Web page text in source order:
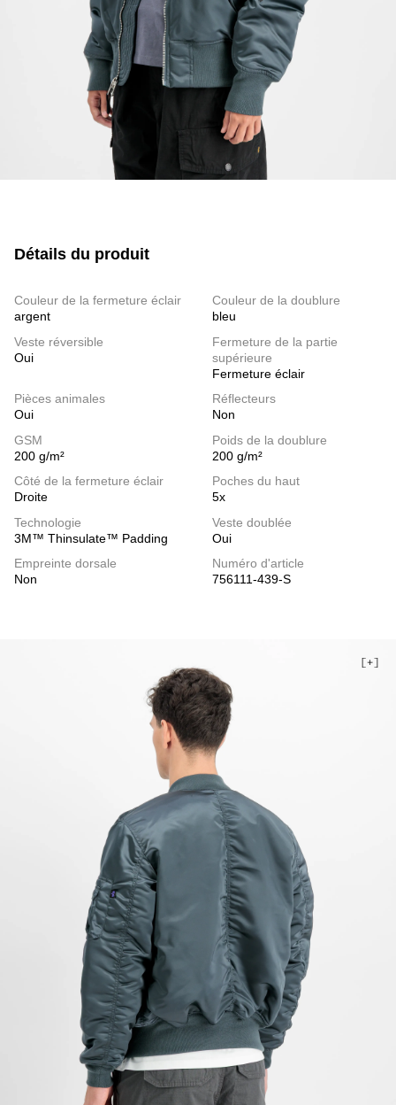
Détails du produit
Couleur de la fermeture éclair
argent
Couleur de la doublure
bleu
Veste réversible
Oui
Fermeture de la partie
supérieure
Fermeture éclair
Pièces animales
Oui
Réflecteurs
Non
GSM
200 g/m²
Poids de la doublure
200 g/m²
Côté de la fermeture éclair
Droite
Poches du haut
5x
Technologie
3M™ Thinsulate™ Padding
Veste doublée
Oui
Empreinte dorsale
Non
Numéro d'article
756111-439-S